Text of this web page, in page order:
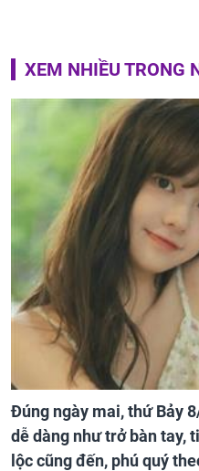
XEM NHIỀU TRONG
Đúng ngày mai, thứ Bảy
dễ dàng như trở bàn tay,
lộc cũng đến, phú quý